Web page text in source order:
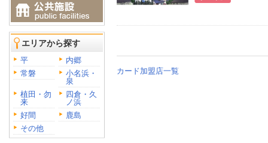
エリアから探す
平
内郷
常磐
小名浜・
泉
植田・勿
来
四倉・久
ノ浜
好間
鹿島
その他
カード加盟店一覧